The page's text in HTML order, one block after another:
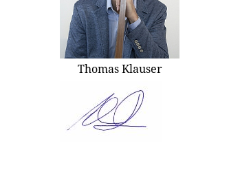
Thomas Klauser